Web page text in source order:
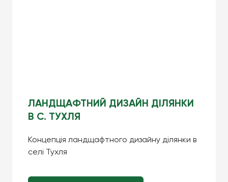
ЛАНДЩАФТНИЙ ДИЗАЙН ДІЛЯНКИ
В С. ТУХЛЯ
Концепція ландщафтного дизайну ділянки в
селі Тухля